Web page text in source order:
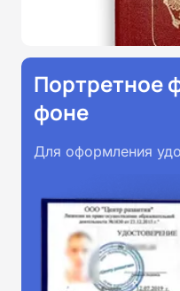
Портретное
фоне
Для оформления